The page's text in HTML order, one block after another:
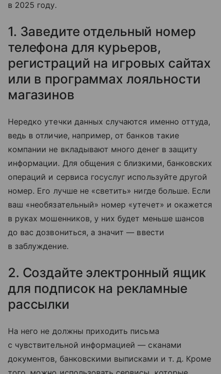
в 2025 году.
1. Заведите отдельный номер
телефона для курьеров,
регистраций на игровых сайтах
или в программах лояльности
магазинов
Нередко утечки данных случаются именно оттуда,
ведь в отличие, например, от банков такие
компании не вкладывают много денег в защиту
информации. Для общения с близкими, банковских
операций и сервиса госуслуг используйте другой
номер. Его лучше не «светить» нигде больше. Если
ваш «необязательный» номер «утечет» и окажется
в руках мошенников, у них будет меньше шансов
до вас дозвониться, а значит — ввести
в заблуждение.
2. Создайте электронный ящик
для подписок на рекламные
рассылки
На него не должны приходить письма
с чувствительной информацией — сканами
документов, банковскими выписками и т. д. Кроме